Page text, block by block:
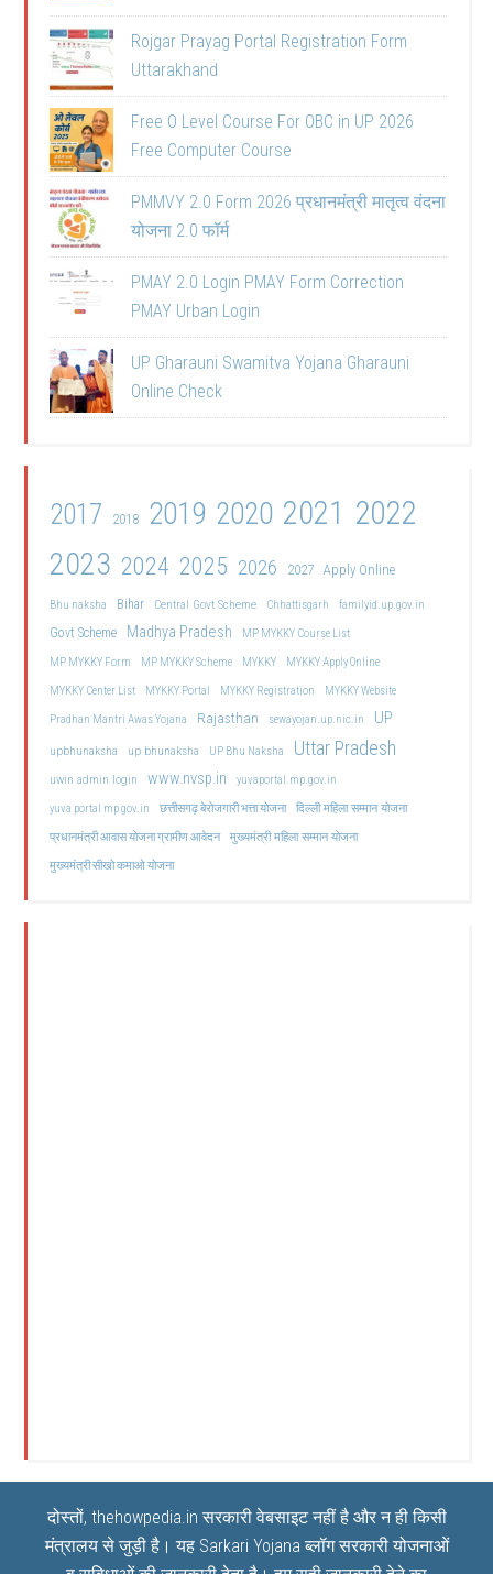
Rojgar Prayag Portal Registration Form
Uttarakhand
Free O Level Course For OBC in UP 2026
Free Computer Course
PMMVY 2.0 Form 2026 प्रधानमंत्री मातृत्व वंदना
योजना 2.0 फॉर्म
PMAY 2.0 Login PMAY Form Correction
PMAY Urban Login
UP Gharauni Swamitva Yojana Gharauni
Online Check
2017 2018 2019 2020 2021 2022
2023 2024 2025 2026 2027 Apply Online
Bhu naksha Bihar Central Govt Scheme Chhattisgarh familyid.up.gov.in
Govt Scheme Madhya Pradesh
MP MYKKY Course List
MP MYKKY Form
MP MYKKY Scheme MYKKY
MYKKY Apply Online
MYKKY Center List
MYKKY Portal MYKKY Registration
MYKKY Website
Pradhan Mantri Awas Yojana
Rajasthan sewayojan.up.nic.in UP
upbhunaksha up bhunaksha UP Bhu Naksha Uttar Pradesh
uwin admin login www.nvsp.in
yuvaportal.mp.gov.in
yuva portal mp gov.in
छत्तीसगढ़ बेरोजगारी भत्ता योजना दिल्ली महिला सम्मान योजना
प्रधानमंत्री आवास योजना ग्रामीण आवेदन मुख्यमंत्री महिला सम्मान योजना
मुख्यमंत्री सीखो कमाओ योजना
दोस्तों, thehowpedia.in सरकारी वेबसाइट नहीं है और न ही किसी
मंत्रालय से जुड़ी है। यह Sarkari Yojana ब्लॉग सरकारी योजनाओं